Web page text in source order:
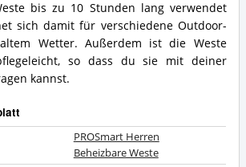
bis zu 10 Stunden lang verwendet
sich damit für verschiedene Outdoor-
Wetter. Außerdem ist die Weste
so dass du sie mit deiner
kannst.
PROSmart Herren
Beheizbare Weste